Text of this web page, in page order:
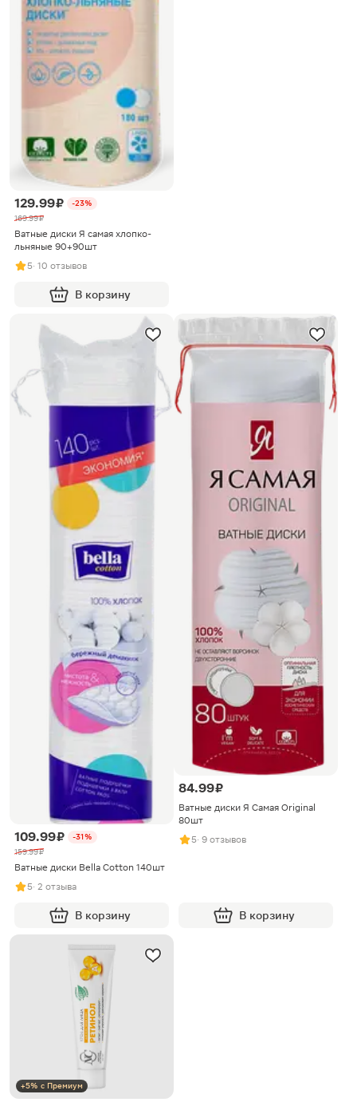
129.99 ₽
-23%
169.99 ₽
Ватные диски Я самая хлопко-
льняные 90+90шт
5· 10 отзывов
В корзину
109.99 ₽
-31%
159.99 ₽
Ватные диски Bella Cotton 140шт
5· 2 отзыва
В корзину
84.99 ₽
Ватные диски Я Самая Original
80шт
5· 9 отзывов
В корзину
+5% с Премиум